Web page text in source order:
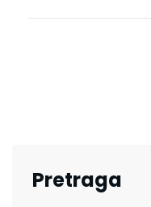
Pretraga